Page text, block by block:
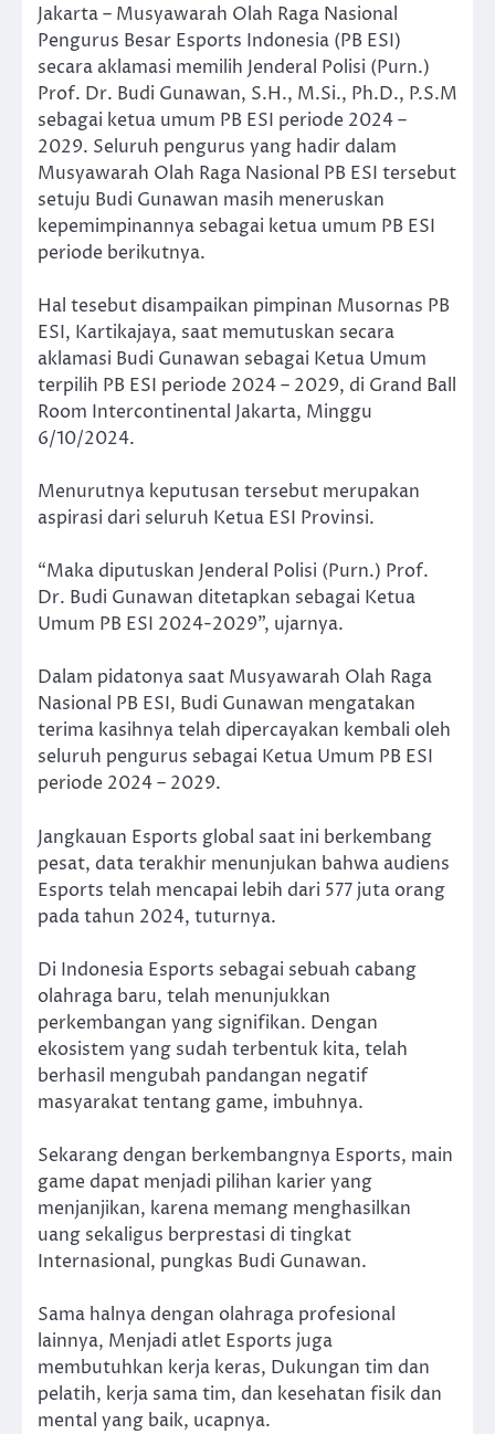
Jakarta – Musyawarah Olah Raga Nasional
Pengurus Besar Esports Indonesia (PB ESI)
secara aklamasi memilih Jenderal Polisi (Purn.)
Prof. Dr. Budi Gunawan, S.H., M.Si., Ph.D., P.S.M
sebagai ketua umum PB ESI periode 2024 –
2029. Seluruh pengurus yang hadir dalam
Musyawarah Olah Raga Nasional PB ESI tersebut
setuju Budi Gunawan masih meneruskan
kepemimpinannya sebagai ketua umum PB ESI
periode berikutnya.
Hal tesebut disampaikan pimpinan Musornas PB
ESI, Kartikajaya, saat memutuskan secara
aklamasi Budi Gunawan sebagai Ketua Umum
terpilih PB ESI periode 2024 – 2029, di Grand Ball
Room Intercontinental Jakarta, Minggu
6/10/2024.
Menurutnya keputusan tersebut merupakan
aspirasi dari seluruh Ketua ESI Provinsi.
“Maka diputuskan Jenderal Polisi (Purn.) Prof.
Dr. Budi Gunawan ditetapkan sebagai Ketua
Umum PB ESI 2024-2029”, ujarnya.
Dalam pidatonya saat Musyawarah Olah Raga
Nasional PB ESI, Budi Gunawan mengatakan
terima kasihnya telah dipercayakan kembali oleh
seluruh pengurus sebagai Ketua Umum PB ESI
periode 2024 – 2029.
Jangkauan Esports global saat ini berkembang
pesat, data terakhir menunjukan bahwa audiens
Esports telah mencapai lebih dari 577 juta orang
pada tahun 2024, tuturnya.
Di Indonesia Esports sebagai sebuah cabang
olahraga baru, telah menunjukkan
perkembangan yang signifikan. Dengan
ekosistem yang sudah terbentuk kita, telah
berhasil mengubah pandangan negatif
masyarakat tentang game, imbuhnya.
Sekarang dengan berkembangnya Esports, main
game dapat menjadi pilihan karier yang
menjanjikan, karena memang menghasilkan
uang sekaligus berprestasi di tingkat
Internasional, pungkas Budi Gunawan.
Sama halnya dengan olahraga profesional
lainnya, Menjadi atlet Esports juga
membutuhkan kerja keras, Dukungan tim dan
pelatih, kerja sama tim, dan kesehatan fisik dan
mental yang baik, ucapnya.